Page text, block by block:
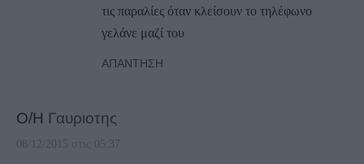
τις παραλίες όταν κλείσουν το τηλέφωνο
γελάνε μαζί του
ΑΠΆΝΤΗΣΗ
Ο/Η Γαυριοτης
08/12/2015 στις 05:37